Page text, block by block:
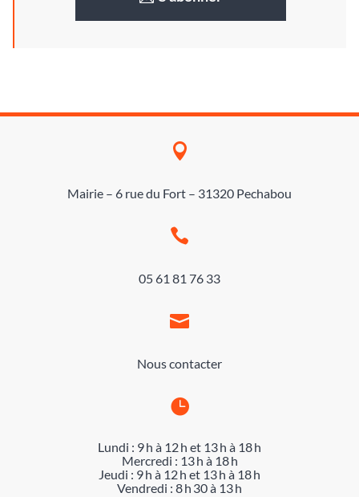

Mairie – 6 rue du Fort – 31320 Pechabou

05 61 81 76 33

Nous contacter

Lundi : 9 h à 12 h et 13 h à 18 h
Mercredi : 13 h à 18 h
Jeudi : 9 h à 12 h et 13 h à 18 h
Vendredi : 8 h 30 à 13 h